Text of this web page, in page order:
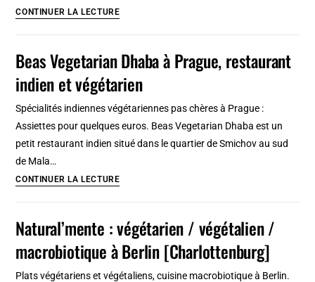
CONTINUER LA LECTURELehkà
végétarien
follement
à
Beas Vegetarian Dhaba à Prague, restaurant
indien et végétarien
Spécialités indiennes végétariennes pas chères à Prague :
Assiettes pour quelques euros. Beas Vegetarian Dhaba est un
petit restaurant indien situé dans le quartier de Smichov au sud
de Mala…
CONTINUER LA LECTUREBeas
à
Prague,
restaurant
Natural’mente : végétarien / végétalien /
macrobiotique à Berlin [Charlottenburg]
Plats végétariens et végétaliens, cuisine macrobiotique à Berlin.